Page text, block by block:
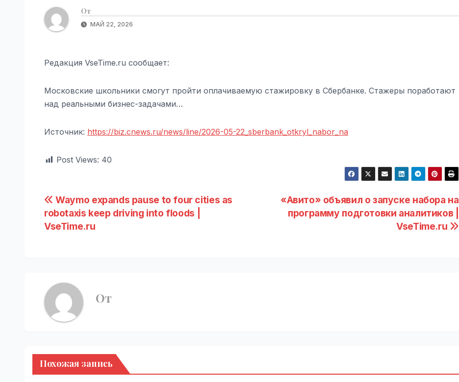
От
МАЙ 22, 2026
Редакция VseTime.ru сообщает:
Московские школьники смогут пройти оплачиваемую стажировку в Сбербанке. Стажеры поработают
над реальными бизнес-задачами…
Источник: https://biz.cnews.ru/news/line/2026-05-22_sberbank_otkryl_nabor_na
Post Views: 40
Навигация
по
«Авито» объявил о запуске набора на
программу подготовки аналитиков |
VseTime.ru
Waymo expands pause to four cities as
robotaxis keep driving into floods |
VseTime.ru
От
Похожая запись